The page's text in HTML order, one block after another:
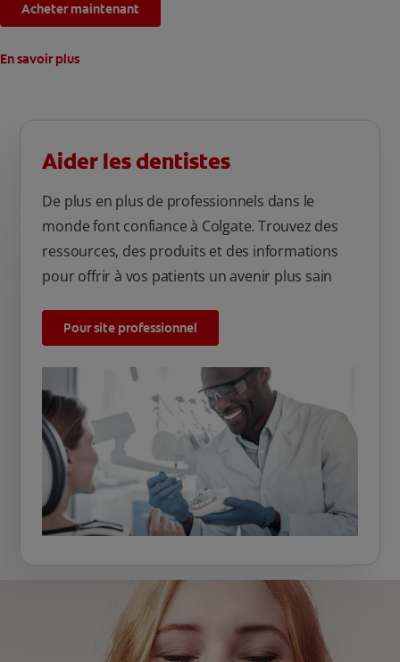
Acheter maintenant
En savoir plus
Aider les dentistes
De plus en plus de professionnels dans le
monde font confiance à Colgate. Trouvez des
ressources, des produits et des informations
pour offrir à vos patients un avenir plus sain
Pour site professionnel